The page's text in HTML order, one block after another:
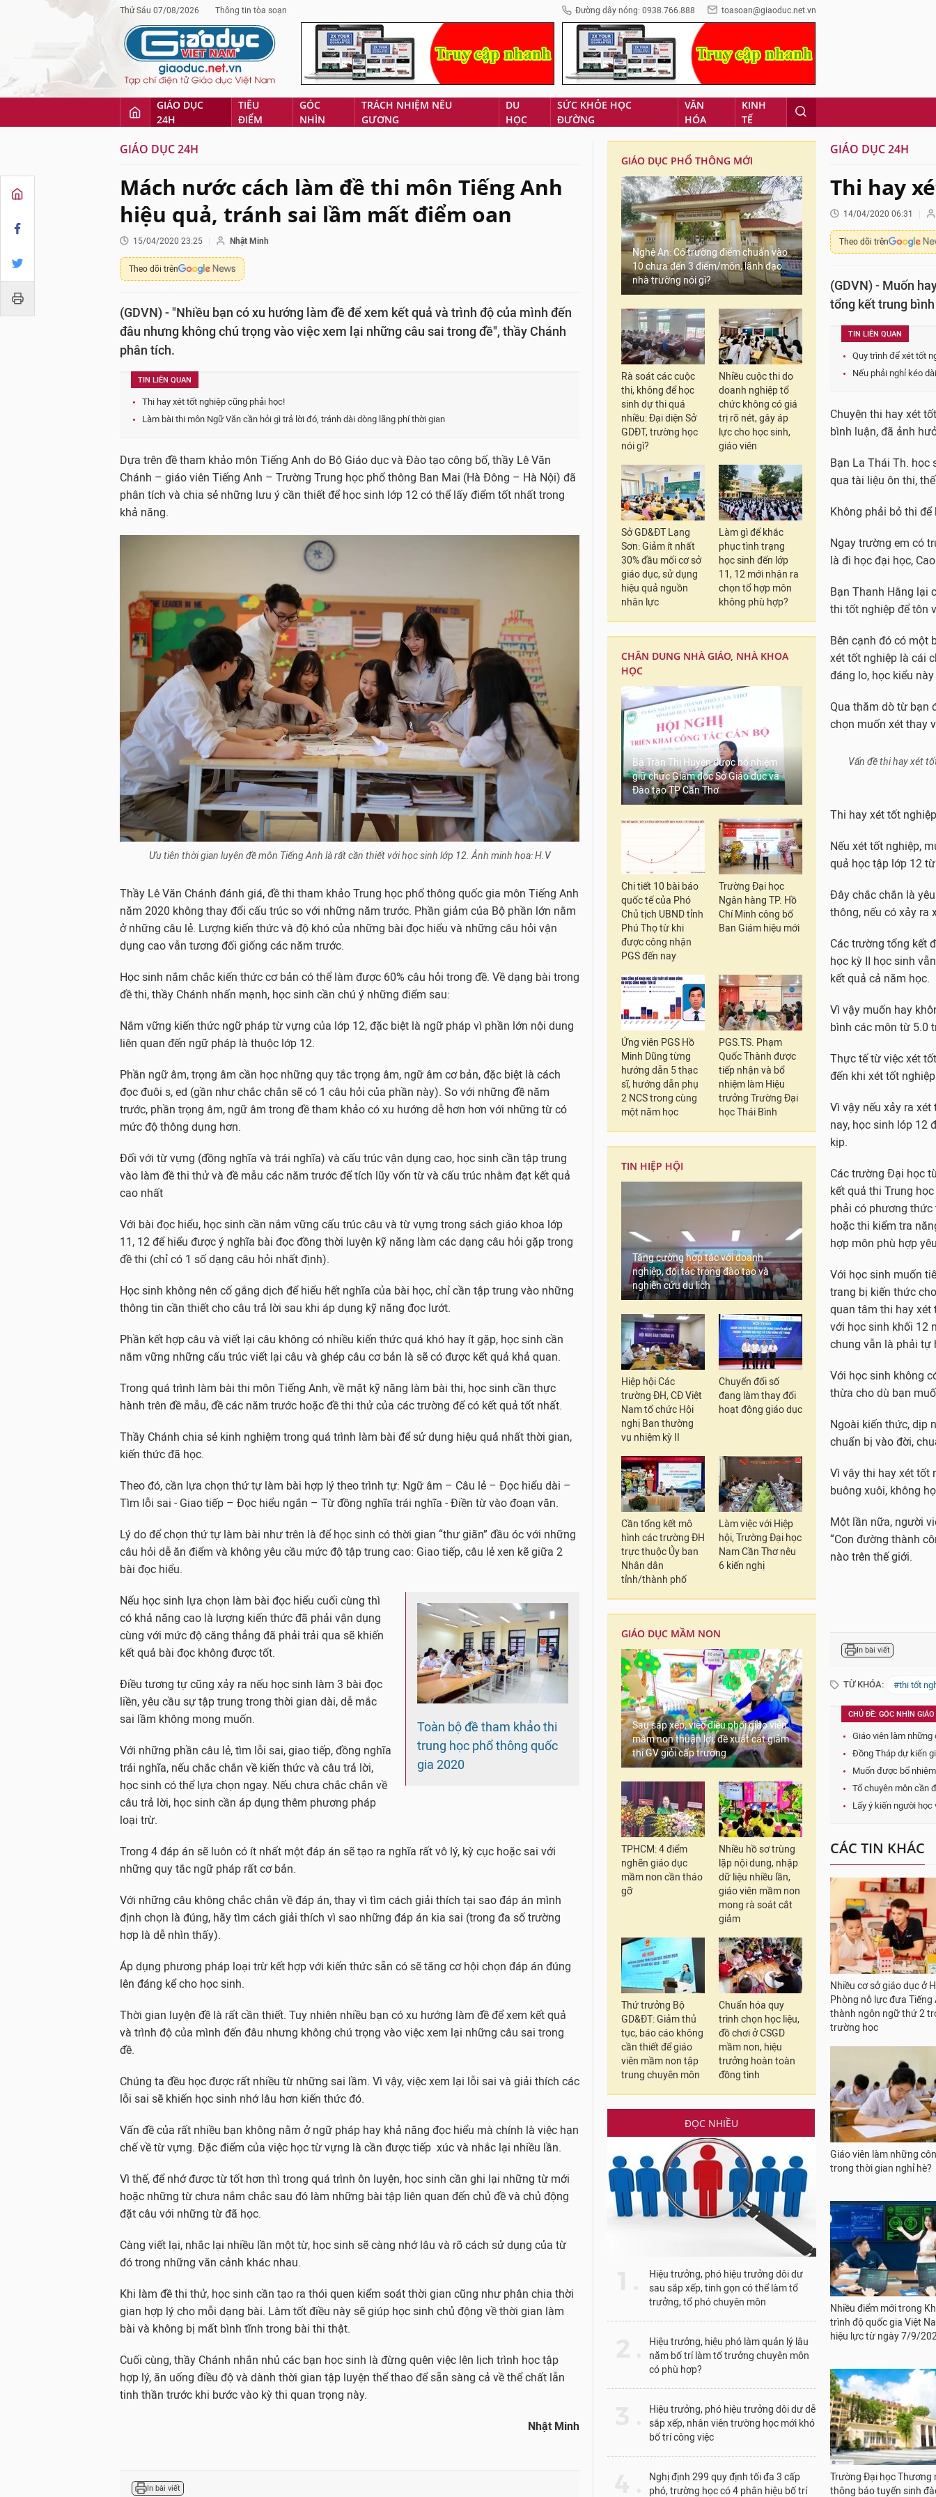
Thứ Sáu 07/08/2026 Thông tin tòa soạn Đường dây nóng: 0938.766.888 toasoan@giaoduc.net.vn
GIÁO DỤC
24H
TIÊU
ĐIỂM
GÓC
NHÌN
TRÁCH NHIỆM NÊU
GƯƠNG
DU
HỌC
SỨC KHỎE HỌC
ĐƯỜNG
VĂN
HÓA
KINH
TẾ
GIÁO DỤC 24H
Mách nước cách làm đề thi môn Tiếng Anh
hiệu quả, tránh sai lầm mất điểm oan
15/04/2020 23:25 Nhật Minh
Theo dõi trên
(GDVN) - "Nhiều bạn có xu hướng làm đề để xem kết quả và trình độ của mình đến
đâu nhưng không chú trọng vào việc xem lại những câu sai trong đề", thầy Chánh
phân tích.
TIN LIÊN QUAN
Thi hay xét tốt nghiệp cũng phải học!
Làm bài thi môn Ngữ Văn cần hỏi gì trả lời đó, tránh dài dòng lãng phí thời gian
Dựa trên đề tham khảo môn Tiếng Anh do Bộ Giáo dục và Đào tạo công bố, thầy Lê Văn
Chánh – giáo viên Tiếng Anh – Trường Trung học phổ thông Ban Mai (Hà Đông – Hà Nội) đã
phân tích và chia sẻ những lưu ý cần thiết để học sinh lớp 12 có thể lấy điểm tốt nhất trong
khả năng.
Ưu tiên thời gian luyện đề môn Tiếng Anh là rất cần thiết với học sinh lớp 12. Ảnh minh họa: H.V
Thầy Lê Văn Chánh đánh giá, đề thi tham khảo Trung học phổ thông quốc gia môn Tiếng Anh
năm 2020 không thay đổi cấu trúc so với những năm trước. Phần giảm của Bộ phần lớn nằm
ở những câu lẻ. Lượng kiến thức và độ khó của những bài đọc hiểu và những câu hỏi vận
dụng cao vẫn tương đối giống các năm trước.
Học sinh nắm chắc kiến thức cơ bản có thể làm được 60% câu hỏi trong đề. Về dạng bài trong
đề thi, thầy Chánh nhấn mạnh, học sinh cần chú ý những điểm sau:
Nắm vững kiến thức ngữ pháp từ vựng của lớp 12, đặc biệt là ngữ pháp vì phần lớn nội dung
liên quan đến ngữ pháp là thuộc lớp 12.
Phần ngữ âm, trọng âm cần học những quy tắc trọng âm, ngữ âm cơ bản, đặc biệt là cách
đọc đuôi s, ed (gần như chắc chắn sẽ có 1 câu hỏi của phần này). So với những đề năm
trước, phần trọng âm, ngữ âm trong đề tham khảo có xu hướng dễ hơn hơn với những từ có
mức độ thông dụng hơn.
Đối với từ vựng (đồng nghĩa và trái nghĩa) và cấu trúc vận dụng cao, học sinh cần tập trung
vào làm đề thi thử và đề mẫu các năm trước để tích lũy vốn từ và cấu trúc nhằm đạt kết quả
cao nhất
Với bài đọc hiểu, học sinh cần nắm vững cấu trúc câu và từ vựng trong sách giáo khoa lớp
11, 12 để hiểu được ý nghĩa bài đọc đồng thời luyện kỹ năng làm các dạng câu hỏi gặp trong
đề thi (chỉ có 1 số dạng câu hỏi nhất định).
Học sinh không nên cố gắng dịch để hiểu hết nghĩa của bài học, chỉ cần tập trung vào những
thông tin cần thiết cho câu trả lời sau khi áp dụng kỹ năng đọc lướt.
Phần kết hợp câu và viết lại câu không có nhiều kiến thức quá khó hay ít gặp, học sinh cần
nắm vững những cấu trúc viết lại câu và ghép câu cơ bản là sẽ có được kết quả khả quan.
Trong quá trình làm bài thi môn Tiếng Anh, về mặt kỹ năng làm bài thi, học sinh cần thực
hành trên đề mẫu, đề các năm trước hoặc đề thi thử của các trường để có kết quả tốt nhất.
Thầy Chánh chia sẻ kinh nghiệm trong quá trình làm bài để sử dụng hiệu quả nhất thời gian,
kiến thức đã học.
Theo đó, cần lựa chọn thứ tự làm bài hợp lý theo trình tự: Ngữ âm – Câu lẻ – Đọc hiểu dài –
Tìm lỗi sai - Giao tiếp – Đọc hiểu ngắn – Từ đồng nghĩa trái nghĩa - Điền từ vào đoạn văn.
Lý do để chọn thứ tự làm bài như trên là để học sinh có thời gian “thư giãn” đầu óc với những
câu hỏi dễ ăn điểm và không yêu cầu mức độ tập trung cao: Giao tiếp, câu lẻ xen kẽ giữa 2
bài đọc hiểu.
Toàn bộ đề tham khảo thi
trung học phổ thông quốc
gia 2020
Nếu học sinh lựa chọn làm bài đọc hiểu cuối cùng thì
có khả năng cao là lượng kiến thức đã phải vận dụng
cùng với mức độ căng thẳng đã phải trải qua sẽ khiến
kết quả bài đọc không được tốt.
Điều tương tự cũng xảy ra nếu học sinh làm 3 bài đọc
liền, yêu cầu sự tập trung trong thời gian dài, dễ mắc
sai lầm không mong muốn.
Với những phần câu lẻ, tìm lỗi sai, giao tiếp, đồng nghĩa
trái nghĩa, nếu chắc chắn về kiến thức và câu trả lời,
học sinh có thể lựa chọn ngay. Nếu chưa chắc chắn về
câu trả lời, học sinh cần áp dụng thêm phương pháp
loại trừ.
Trong 4 đáp án sẽ luôn có ít nhất một đáp án sẽ tạo ra nghĩa rất vô lý, kỳ cục hoặc sai với
những quy tắc ngữ pháp rất cơ bản.
Với những câu không chắc chắn về đáp án, thay vì tìm cách giải thích tại sao đáp án mình
định chọn là đúng, hãy tìm cách giải thích vì sao những đáp án kia sai (trong đa số trường
hợp là dễ nhìn thấy).
Áp dụng phương pháp loại trừ kết hợp với kiến thức sẵn có sẽ tăng cơ hội chọn đáp án đúng
lên đáng kể cho học sinh.
Thời gian luyện đề là rất cần thiết. Tuy nhiên nhiều bạn có xu hướng làm đề để xem kết quả
và trình độ của mình đến đâu nhưng không chú trọng vào việc xem lại những câu sai trong
đề.
Chúng ta đều học được rất nhiều từ những sai lầm. Vì vậy, việc xem lại lỗi sai và giải thích các
lỗi sai sẽ khiến học sinh nhớ lâu hơn kiến thức đó.
Vấn đề của rất nhiều bạn không nằm ở ngữ pháp hay khả năng đọc hiểu mà chính là việc hạn
chế về từ vựng. Đặc điểm của việc học từ vựng là cần được tiếp xúc và nhắc lại nhiều lần.
Vì thế, để nhớ được từ tốt hơn thì trong quá trình ôn luyện, học sinh cần ghi lại những từ mới
hoặc những từ chưa nắm chắc sau đó làm những bài tập liên quan đến chủ đề và chủ động
đặt câu với những từ đã học.
Càng viết lại, nhắc lại nhiều lần một từ, học sinh sẽ càng nhớ lâu và rõ cách sử dụng của từ
đó trong những văn cảnh khác nhau.
Khi làm đề thi thử, học sinh cần tạo ra thói quen kiểm soát thời gian cũng như phân chia thời
gian hợp lý cho mỗi dạng bài. Làm tốt điều này sẽ giúp học sinh chủ động về thời gian làm
bài và không bị mất bình tĩnh trong bài thi thật.
Cuối cùng, thầy Chánh nhắn nhủ các bạn học sinh là đừng quên việc lên lịch trình học tập
hợp lý, ăn uống điều độ và dành thời gian tập luyện thể thao để sẵn sàng cả về thể chất lẫn
tinh thần trước khi bước vào kỳ thi quan trọng này.
Nhật Minh
In bài viết
GIÁO DỤC PHỔ THÔNG MỚI
Nghệ An: Có trường điểm chuẩn vào
10 chưa đến 3 điểm/môn, lãnh đạo
nhà trường nói gì?
Rà soát các cuộc
thi, không để học
sinh dự thi quá
nhiều: Đại diện Sở
GDĐT, trường học
nói gì?
Nhiều cuộc thi do
doanh nghiệp tổ
chức không có giá
trị rõ nét, gây áp
lực cho học sinh,
giáo viên
Sở GD&ĐT Lạng
Sơn: Giảm ít nhất
30% đầu mối cơ sở
giáo dục, sử dụng
hiệu quả nguồn
nhân lực
Làm gì để khắc
phục tình trạng
học sinh đến lớp
11, 12 mới nhận ra
chọn tổ hợp môn
không phù hợp?
CHÂN DUNG NHÀ GIÁO, NHÀ KHOA
HỌC
Bà Trần Thị Huyền được bổ nhiệm
giữ chức Giám đốc Sở Giáo dục và
Đào tạo TP Cần Thơ
Chi tiết 10 bài báo
quốc tế của Phó
Chủ tịch UBND tỉnh
Phú Thọ từ khi
được công nhận
PGS đến nay
Trường Đại học
Ngân hàng TP. Hồ
Chí Minh công bố
Ban Giám hiệu mới
Ứng viên PGS Hồ
Minh Dũng từng
hướng dẫn 5 thạc
sĩ, hướng dẫn phụ
2 NCS trong cùng
một năm học
PGS.TS. Phạm
Quốc Thành được
tiếp nhận và bổ
nhiệm làm Hiệu
trưởng Trường Đại
học Thái Bình
TIN HIỆP HỘI
Tăng cường hợp tác với doanh
nghiệp, đối tác trong đào tạo và
nghiên cứu du lịch
Hiệp hội Các
trường ĐH, CĐ Việt
Nam tổ chức Hội
nghị Ban thường
vụ nhiệm kỳ II
Chuyển đổi số
đang làm thay đổi
hoạt động giáo dục
Cần tổng kết mô
hình các trường ĐH
trực thuộc Ủy ban
Nhân dân
tỉnh/thành phố
Làm việc với Hiệp
hội, Trường Đại học
Nam Cần Thơ nêu
6 kiến nghị
GIÁO DỤC MẦM NON
Sau sắp xếp, việc điều phối giáo viên
mầm non thuận lợi, đề xuất cắt giảm
thi GV giỏi cấp trường
TPHCM: 4 điểm
nghẽn giáo dục
mầm non cần tháo
gỡ
Nhiều hồ sơ trùng
lặp nội dung, nhập
dữ liệu nhiều lần,
giáo viên mầm non
mong rà soát cắt
giảm
Thứ trưởng Bộ
GD&ĐT: Giảm thủ
tục, báo cáo không
cần thiết để giáo
viên mầm non tập
trung chuyên môn
Chuẩn hóa quy
trình chọn học liệu,
đồ chơi ở CSGD
mầm non, hiệu
trưởng hoàn toàn
đồng tình
ĐỌC NHIỀU
Hiệu trưởng, phó hiệu trưởng dôi dư
sau sắp xếp, tinh gọn có thể làm tổ
trưởng, tổ phó chuyên môn
Hiệu trưởng, hiệu phó làm quản lý lâu
năm bố trí làm tổ trưởng chuyên môn
có phù hợp?
Hiệu trưởng, phó hiệu trưởng dôi dư dễ
sắp xếp, nhân viên trường học mới khó
bố trí công việc
Nghị định 299 quy định tối đa 3 cấp
phó, trường học có 4 phân hiệu bố trí
GIÁO DỤC 24H
Thi hay
14/04/2020 06:31
Theo dõi trên
(GDVN) - Muốn
tổng kết trung
TIN LIÊN QUAN
Quy trình để xét tốt
Nếu phải nghỉ kéo
Chuyện thi hay xét
bình luận, đã ảnh
Bạn La Thái Th. học
qua tài liệu ôn thi,
Không phải bỏ thi
Ngay trường em có
là đi học đại học,
Bạn Thanh Hằng lại
thi tốt nghiệp để tôn
Bên cạnh đó có một
xét tốt nghiệp là cái
đáng lo, học kiểu
Qua thăm dò từ bạn
chọn muốn xét thay
Vấn đề thi hay xét
Thi hay xét tốt
Nếu xét tốt nghiệp,
quả học tập lớp 12
Đây chắc chắn là
thông, nếu có xảy ra
Các trường tổng kết
học kỳ II học sinh
kết quả cả năm học.
Vì vậy muốn hay
bình các môn từ 5.0
Thực tế từ việc xét
đến khi xét tốt
Vì vậy nếu xảy ra
nay, học sinh lóp 12
kịp.
Các trường Đại học
kết quả thi Trung
phải có phương thức
hoặc thi kiểm tra
hợp môn phù hợp
Với học sinh muốn
trang bị kiến thức
quan tâm thi hay xét
khối khác nói chung
thừa cho dù bạn
chuẩn bị vào đời,
buông xuôi, không
“Con đường thành
nào trên thế giới.
In bài viết
Giáo viên làm những
Đồng Tháp dự kiến
Muốn được bổ
Tổ chuyên môn cần
Lấy ý kiến người học
Nhiều cơ sở giáo dục ở
Phòng nỗ lực đưa Tiếng
thành ngôn ngữ thứ 2
trường học
Giáo viên làm những
trong thời gian nghỉ hè?
Nhiều điểm mới trong
trình độ quốc gia Việt
hiệu lực từ ngày 7/9/
Trường Đại học Thương
thông báo tuyển sinh
trình độ tiến sĩ đợt